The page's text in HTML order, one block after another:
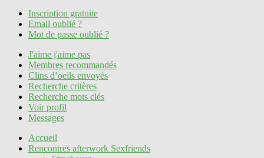
Inscription gratuite
Email oublié ?
Mot de passe oublié ?
J'aime j'aime pas
Membres recommandés
Clins d’oeils envoyés
Recherche critères
Recherche mots clés
Voir profil
Messages
Accueil
Rencontres afterwork Sexfriends